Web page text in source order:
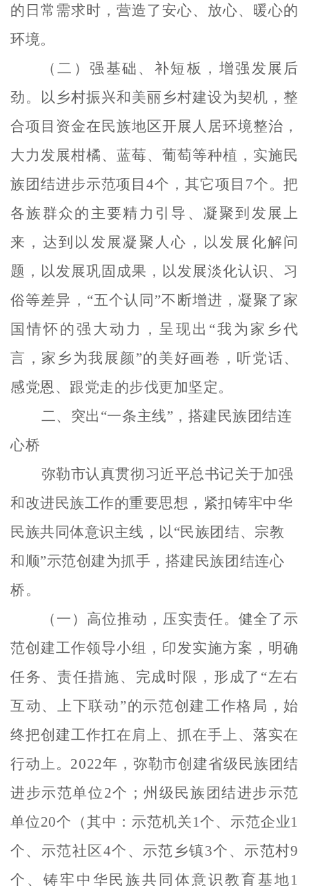
的日常需求时，营造了安心、放心、暖心的
环境。
（二）强基础、补短板，增强发展后
劲。
以乡村振兴和美丽乡村建设为契机，整
合项目资金在民族地区开展人居环境整治，
大力发展柑橘、蓝莓、葡萄等种植，实施民
族团结进步示范项目4个，其它项目7个。把
各族群众的主要精力引导、凝聚到发展上
来，达到以发展凝聚人心，以发展化解问
题，以发展巩固成果，以发展淡化认识、习
俗等差异，“五个认同”不断增进，凝聚了家
国情怀的强大动力，呈现出“我为家乡代
言，家乡为我展颜”的美好画卷，听党话、
感党恩、跟党走的步伐更加坚定。
二、突出 “一条主线”，搭建民族团结连
心桥
弥勒市认真贯彻习近平总书记关于加强
和改进民族工作的重要思想，紧扣铸牢中华
民族共同体意识主线，以“民族团结、宗教
和顺”示范创建为抓手，搭建民族团结连心
桥。
（一）高位推动， 压实责任。 健全了示
范创建工作领导小组，印发实施方案，明确
任务、责任措施、完成时限，形成了 “左右
互动、上下联动”的示范创建工作格局，始
终把创建工作扛在肩上、抓在手上、落实在
行动上。2022年， 弥勒市创建省级民族团结
进步示范单位 2个；州级民族团结进步示范
单位20个（其中：示范机关1个、示范企业1
个、示范社区4个、示范乡镇3个、示范村9
个、铸牢中华民族共同体意识教育基地1